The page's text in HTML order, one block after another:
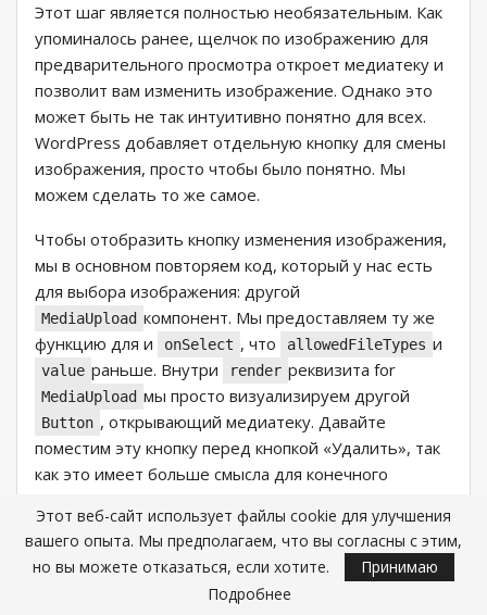
Этот шаг является полностью необязательным. Как
упоминалось ранее, щелчок по изображению для
предварительного просмотра откроет медиатеку и
позволит вам изменить изображение. Однако это
может быть не так интуитивно понятно для всех.
WordPress добавляет отдельную кнопку для смены
изображения, просто чтобы было понятно. Мы
можем сделать то же самое.
Чтобы отобразить кнопку изменения изображения,
мы в основном повторяем код, который у нас есть
для выбора изображения: другой
MediaUpload компонент. Мы предоставляем ту же
функцию для и
onSelect , что allowedFileTypes и
value раньше. Внутри render реквизита for
MediaUpload мы просто визуализируем другой
Button , открывающий медиатеку. Давайте
поместим эту кнопку перед кнопкой «Удалить», так
как это имеет больше смысла для конечного
{attributes.mediaId != 0 &&
Этот веб-сайт использует файлы cookie для улучшения
вашего опыта. Мы предполагаем, что вы согласны с этим,
но вы можете отказаться, если хотите.
Принимаю
Подробнее